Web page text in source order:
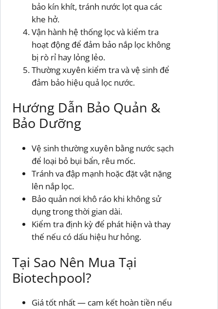
bảo kín khít, tránh nước lọt qua các
khe hở.
Vận hành hệ thống lọc và kiểm tra
hoạt động để đảm bảo nắp lọc không
bị rò rỉ hay lỏng lẻo.
Thường xuyên kiểm tra và vệ sinh để
đảm bảo hiệu quả lọc nước.
Hướng Dẫn Bảo Quản &
Bảo Dưỡng
Vệ sinh thường xuyên bằng nước sạch
để loại bỏ bụi bẩn, rêu mốc.
Tránh va đập mạnh hoặc đặt vật nặng
lên nắp lọc.
Bảo quản nơi khô ráo khi không sử
dụng trong thời gian dài.
Kiểm tra định kỳ để phát hiện và thay
thế nếu có dấu hiệu hư hỏng.
Tại Sao Nên Mua Tại
Biotechpool?
Giá tốt nhất — cam kết hoàn tiền nếu